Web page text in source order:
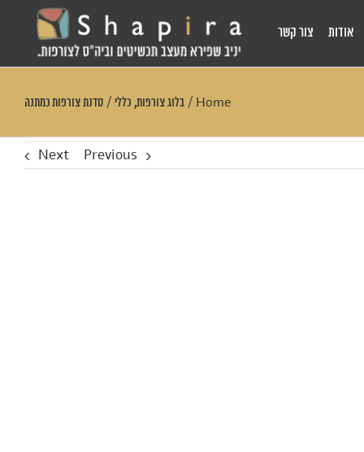
אודות צור קשר
Home
/ בלוג צורפות, כללי / סדנת צורפות כמתנה
Previous
Next